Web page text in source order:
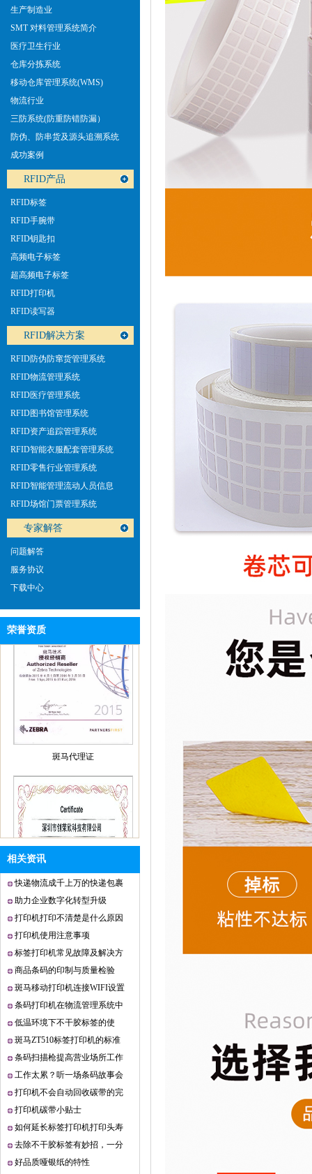
生产制造业
SMT 对料管理系统简介
医疗卫生行业
仓库分拣系统
移动仓库管理系统(WMS)
物流行业
三防系统(防重防错防漏）
防伪、防串货及源头追溯系统
(STS)介绍
成功案例
RFID产品
RFID标签
RFID手腕带
RFID钥匙扣
高频电子标签
超高频电子标签
RFID打印机
RFID读写器
RFID解决方案
RFID防伪防窜货管理系统
RFID物流管理系统
RFID医疗管理系统
RFID图书馆管理系统
RFID资产追踪管理系统
RFID智能衣服配套管理系统
RFID零售行业管理系统
RFID智能管理流动人员信息
RFID场馆门票管理系统
专家解答
问题解答
服务协议
下载中心
荣誉资质
立象授权证书
销邦金牌代理商
斑马认证代理商
斑马代理证
霍尼韦尔代理证
2015理光代理证书
相关资讯
快递物流成千上万的快递包裹
都是用什么手持终端
助力企业数字化转型升级
打印机打印不清楚是什么原因
打印机使用注意事项
标签打印机常见故障及解决方
法
商品条码的印制与质量检验
斑马移动打印机连接WIFI设置
条码打印机在物流管理系统中
的应用
低温环境下不干胶标签的使
用！
斑马ZT510标签打印机的标准
控制面板
条码扫描枪提高营业场所工作
效率
工作太累？听一场条码故事会
吧：
打印机不会自动回收碳带的完
美解决方法
打印机碳带小贴士
如何延长标签打印机打印头寿
命
去除不干胶标签有妙招，一分
钟get秘籍
好品质哑银纸的特性